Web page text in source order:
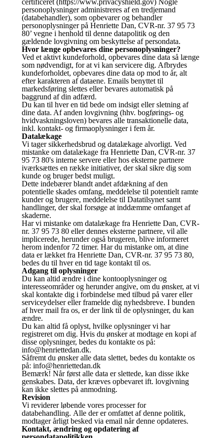
certificeret (https://www.privacyshield.gov) Nogle
personoplysninger administreres af en tredjemand
(databehandler), som opbevarer og behandler
personoplysninger på Henriette Dan, CVR-nr. 37 95 73
80’ vegne i henhold til denne datapolitik og den
gældende lovgivning om beskyttelse af persondata.
Hvor længe opbevares dine personoplysninger?
Ved et aktivt kundeforhold, opbevares dine data så længe
som nødvendigt, for at vi kan servicere dig. Afbrydes
kundeforholdet, opbevares dine data op mod to år, alt
efter karakteren af dataene. Emails benyttet til
markedsføring slettes eller bevares automatisk på
baggrund af din adfærd.
Du kan til hver en tid bede om indsigt eller sletning af
dine data. Af anden lovgivning (hhv. bogførings- og
hvidvaskningsloven) bevares alle transaktionelle data,
inkl. kontakt- og firmaoplysninger i fem år.
Datalækage
Vi tager sikkerhedsbrud og datalækage alvorligt. Ved
mistanke om datalækage fra Henriette Dan, CVR-nr. 37
95 73 80's interne servere eller hos eksterne partnere
iværksættes en række initiativer, der skal sikre dig som
kunde og bruger bedst muligt.
Dette indebærer blandt andet afdækning af den
potentielle skades omfang, meddelelse til potentielt ramte
kunder og brugere, meddelelse til Datatilsynet samt
handlinger, der skal forsøge at inddæmme omfanget af
skaderne.
Har vi mistanke om datalækage fra Henriette Dan, CVR-
nr. 37 95 73 80 eller dennes eksterne partnere, vil alle
implicerede, herunder også brugeren, blive informeret
herom indenfor 72 timer. Har du mistanke om, at dine
data er lækket fra Henriette Dan, CVR-nr. 37 95 73 80,
bedes du til hver en tid tage kontakt til os.
Adgang til oplysninger
Du kan altid ændre i dine kontooplysninger og
interesseområder og herunder angive, om du ønsker, at vi
skal kontakte dig i forbindelse med tilbud på varer eller
serviceydelser eller framelde dig nyhedsbreve. I bunden
af hver mail fra os, er der link til de oplysninger, du kan
ændre.
Du kan altid få oplyst, hvilke oplysninger vi har
registreret om dig. Hvis du ønsker at modtage en kopi af
disse oplysninger, bedes du kontakte os på:
info@henriettedan.dk.
Såfremt du ønsker alle data slettet, bedes du kontakte os
på: info@henriettedan.dk
Bemærk! Når først alle data er slettede, kan disse ikke
genskabes. Data, der kræves opbevaret ift. lovgivning
kan ikke slettes på anmodning.
Revision
Vi reviderer løbende vores processer for
databehandling. Alle der er omfattet af denne politik,
modtager årligt besked via email når denne opdateres.
Kontakt, ændring og opdatering af